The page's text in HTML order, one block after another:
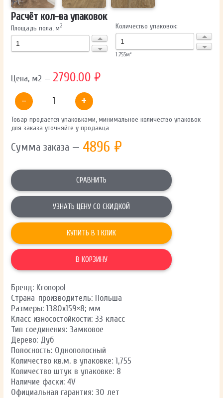
Расчёт кол-ва упаковок
Площадь пола, м2 Количество упаковок:
1.755м²
Цена, м2 — 2790.00 ₽
-
+
Товар продается упаковками, минимальное количество упаковок
для заказа уточняйте у продавца
Сумма заказа — 4896 ₽
СРАВНИТЬ
УЗНАТЬ ЦЕНУ СО СКИДКОЙ
КУПИТЬ В 1 КЛИК
В КОРЗИНУ
Бренд: Kronopol
Страна-производитель: Польша
Размеры: 1380х159×8; мм
Класс износостойкости: 33 класс
Тип соединения: Замковое
Дерево: Дуб
Полосность: Однополосный
Количество кв.м. в упаковке: 1,755
Количество штук в упаковке: 8
Наличие фаски: 4V
Официальная гарантия: 30 лет